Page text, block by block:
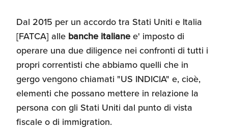
Dal 2015 per un accordo tra Stati Uniti e Italia
[FATCA] alle banche italianee' imposto di
operare una due diligence nei confronti di tutti i
propri correntisti che abbiamo quelli che in
gergo vengono chiamati "US INDICIA" e, cioè,
elementi che possano mettere in relazione la
persona con gli Stati Uniti dal punto di vista
fiscale o di immigration.